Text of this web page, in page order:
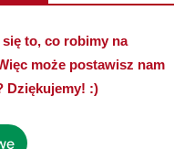
się to, co robimy na
może postawisz nam
Dziękujemy! :)